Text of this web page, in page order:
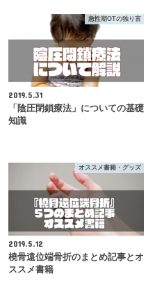
急性期OTの独り言
2019.5.31
「陰圧閉鎖療法」についての基礎
知識
オススメ書籍・グッズ
2019.5.12
橈骨遠位端骨折のまとめ記事とオ
ススメ書籍